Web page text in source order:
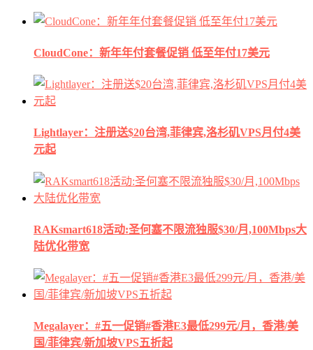
CloudCone：新年年付套餐促销 低至年付17美元
Lightlayer：注册送$20台湾,菲律宾,洛杉矶VPS月付4美
元起
RAKsmart618活动:圣何塞不限流独服$30/月,100Mbps大
陆优化带宽
Megalayer：#五一促销#香港E3最低299元/月，香港/美
国/菲律宾/新加坡VPS五折起